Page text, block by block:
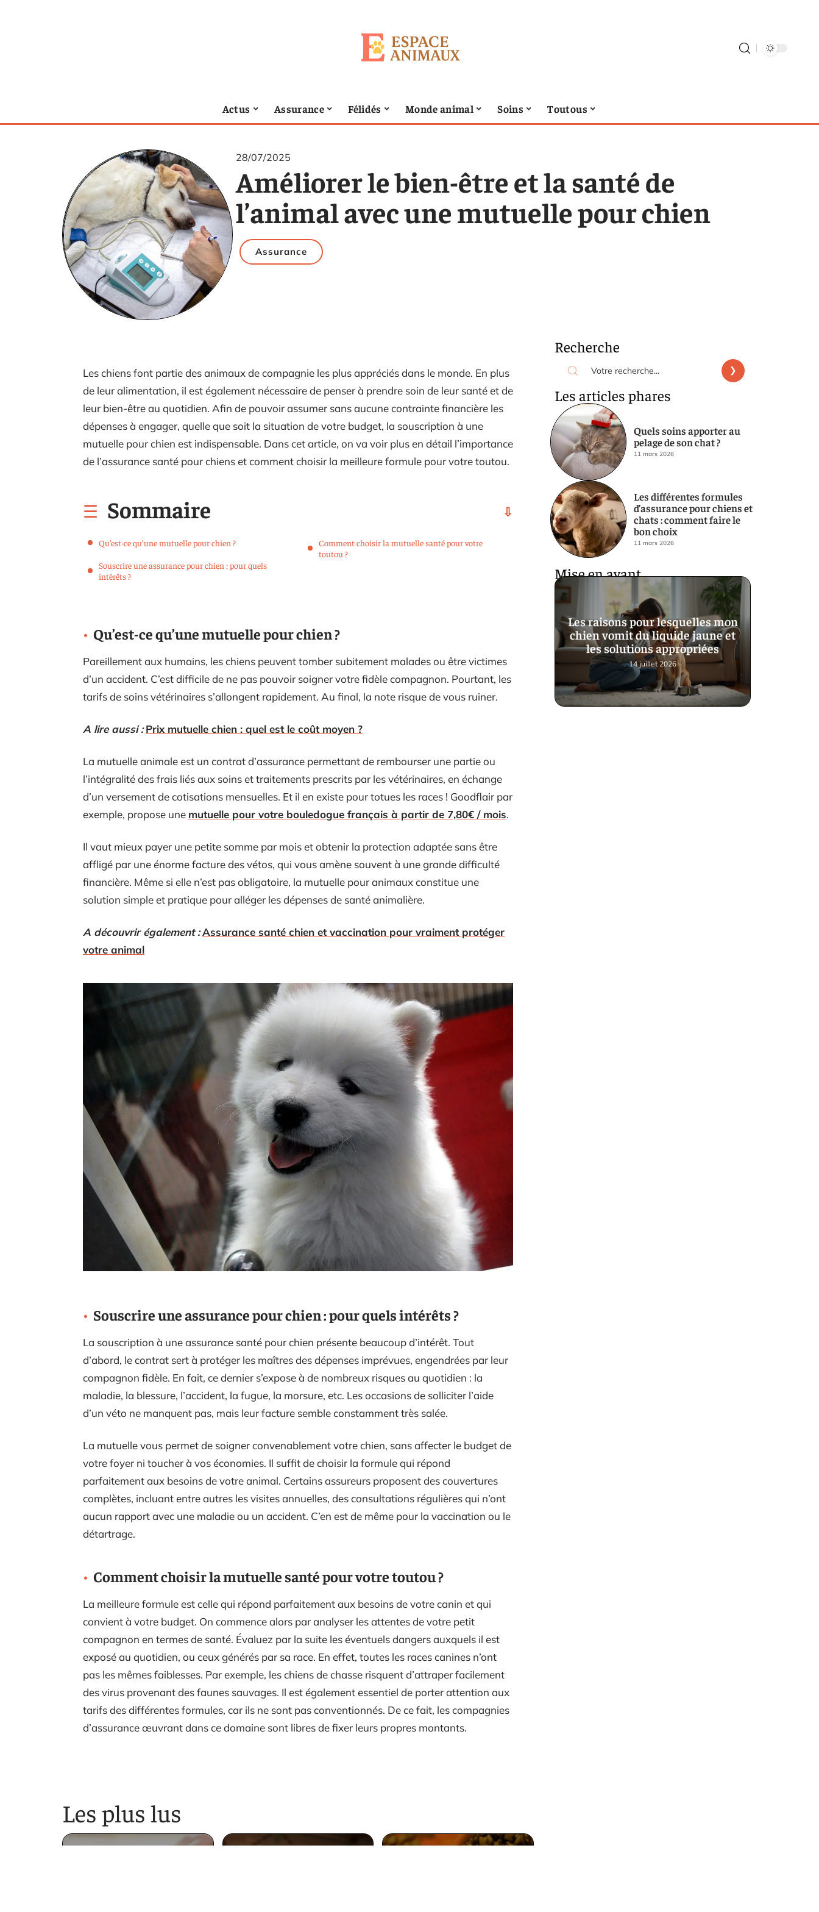
Actus Assurance Félidés Monde animal Soins Toutous
28/07/2025
Améliorer le bien-être et la santé de
l’animal avec une mutuelle pour chien
Assurance
Les chiens font partie des animaux de compagnie les plus appréciés dans le monde. En plus
de leur alimentation, il est également nécessaire de penser à prendre soin de leur santé et de
leur bien-être au quotidien. Afin de pouvoir assumer sans aucune contrainte financière les
dépenses à engager, quelle que soit la situation de votre budget, la souscription à une
mutuelle pour chien est indispensable. Dans cet article, on va voir plus en détail l’importance
de l’assurance santé pour chiens et comment choisir la meilleure formule pour votre toutou.
Sommaire
Qu’est-ce qu’une mutuelle pour chien ?
Souscrire une assurance pour chien : pour quels
intérêts ?
Comment choisir la mutuelle santé pour votre
toutou ?
Qu’est-ce qu’une mutuelle pour chien ?
Pareillement aux humains, les chiens peuvent tomber subitement malades ou être victimes
d’un accident. C’est difficile de ne pas pouvoir soigner votre fidèle compagnon. Pourtant, les
tarifs de soins vétérinaires s’allongent rapidement. Au final, la note risque de vous ruiner.
A lire aussi : Prix mutuelle chien : quel est le coût moyen ?
La mutuelle animale est un contrat d’assurance permettant de rembourser une partie ou
l’intégralité des frais liés aux soins et traitements prescrits par les vétérinaires, en échange
d’un versement de cotisations mensuelles. Et il en existe pour totues les races ! Goodflair par
exemple, propose une mutuelle pour votre bouledogue français à partir de 7,80€ / mois.
Il vaut mieux payer une petite somme par mois et obtenir la protection adaptée sans être
affligé par une énorme facture des vétos, qui vous amène souvent à une grande difficulté
financière. Même si elle n’est pas obligatoire, la mutuelle pour animaux constitue une
solution simple et pratique pour alléger les dépenses de santé animalière.
A découvrir également :Assurance santé chien et vaccination pour vraiment protéger
votre animal
Souscrire une assurance pour chien : pour quels intérêts ?
La souscription à une assurance santé pour chien présente beaucoup d’intérêt. Tout
d’abord, le contrat sert à protéger les maîtres des dépenses imprévues, engendrées par leur
compagnon fidèle. En fait, ce dernier s’expose à de nombreux risques au quotidien : la
maladie, la blessure, l’accident, la fugue, la morsure, etc. Les occasions de solliciter l’aide
d’un véto ne manquent pas, mais leur facture semble constamment très salée.
La mutuelle vous permet de soigner convenablement votre chien, sans affecter le budget de
votre foyer ni toucher à vos économies. Il suffit de choisir la formule qui répond
parfaitement aux besoins de votre animal. Certains assureurs proposent des couvertures
complètes, incluant entre autres les visites annuelles, des consultations régulières qui n’ont
aucun rapport avec une maladie ou un accident. C’en est de même pour la vaccination ou le
détartrage.
Comment choisir la mutuelle santé pour votre toutou ?
La meilleure formule est celle qui répond parfaitement aux besoins de votre canin et qui
convient à votre budget. On commence alors par analyser les attentes de votre petit
compagnon en termes de santé. Évaluez par la suite les éventuels dangers auxquels il est
exposé au quotidien, ou ceux générés par sa race. En effet, toutes les races canines n’ont
pas les mêmes faiblesses. Par exemple, les chiens de chasse risquent d’attraper facilement
des virus provenant des faunes sauvages. Il est également essentiel de porter attention aux
tarifs des différentes formules, car ils ne sont pas conventionnés. De ce fait, les compagnies
d’assurance œuvrant dans ce domaine sont libres de fixer leurs propres montants.
Les plus lus
Recherche
Les articles phares
Quels soins apporter au
pelage de son chat ?
11 mars 2026
Les différentes formules
d’assurance pour chiens et
chats : comment faire le
bon choix
11 mars 2026
Mise en avant
Les raisons pour lesquelles mon
chien vomit du liquide jaune et
les solutions appropriées
14 juillet 2026